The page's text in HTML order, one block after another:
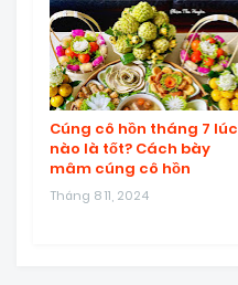
Cúng cô hồn tháng 7 lúc
nào là tốt? Cách bày
mâm cúng cô hồn
Tháng 8 11, 2024